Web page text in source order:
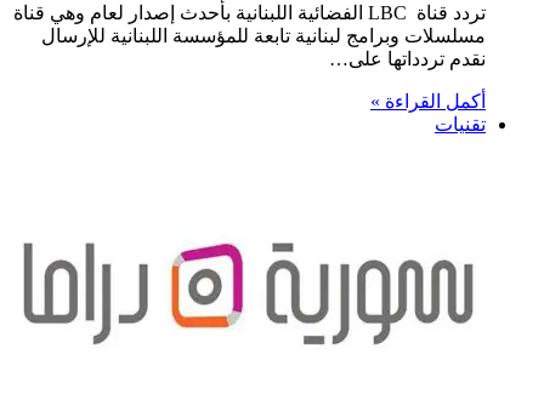
تردد قناة LBC الفضائية اللبنانية بأحدث إصدار لعام وهي قناة
مسلسلات وبرامج لبنانية تابعة للمؤسسة اللبنانية للإرسال
نقدم تردداتها على…
أكمل القراءة »
تقنيات